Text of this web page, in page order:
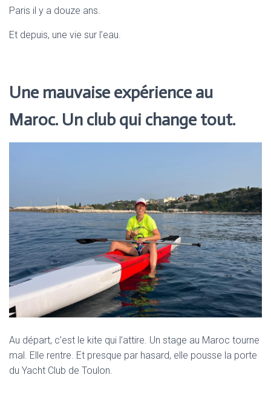
Paris il y a douze ans.
Et depuis, une vie sur l’eau.
Une mauvaise expérience au
Maroc. Un club qui change tout.
Au départ, c’est le kite qui l’attire. Un stage au Maroc tourne
mal. Elle rentre. Et presque par hasard, elle pousse la porte
du Yacht Club de Toulon.